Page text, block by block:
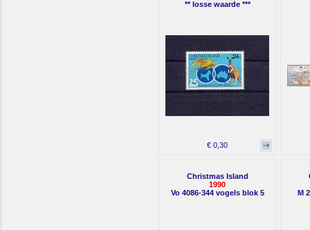
** losse waarde ***
€ 0,30
Christmas Island
1990
Vo 4086-344 vogels blok 5
M